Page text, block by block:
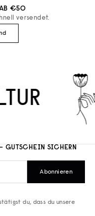
AB €50
versendet.
GUTSCHEIN SICHERN
Abonnieren
du, dass du unsere